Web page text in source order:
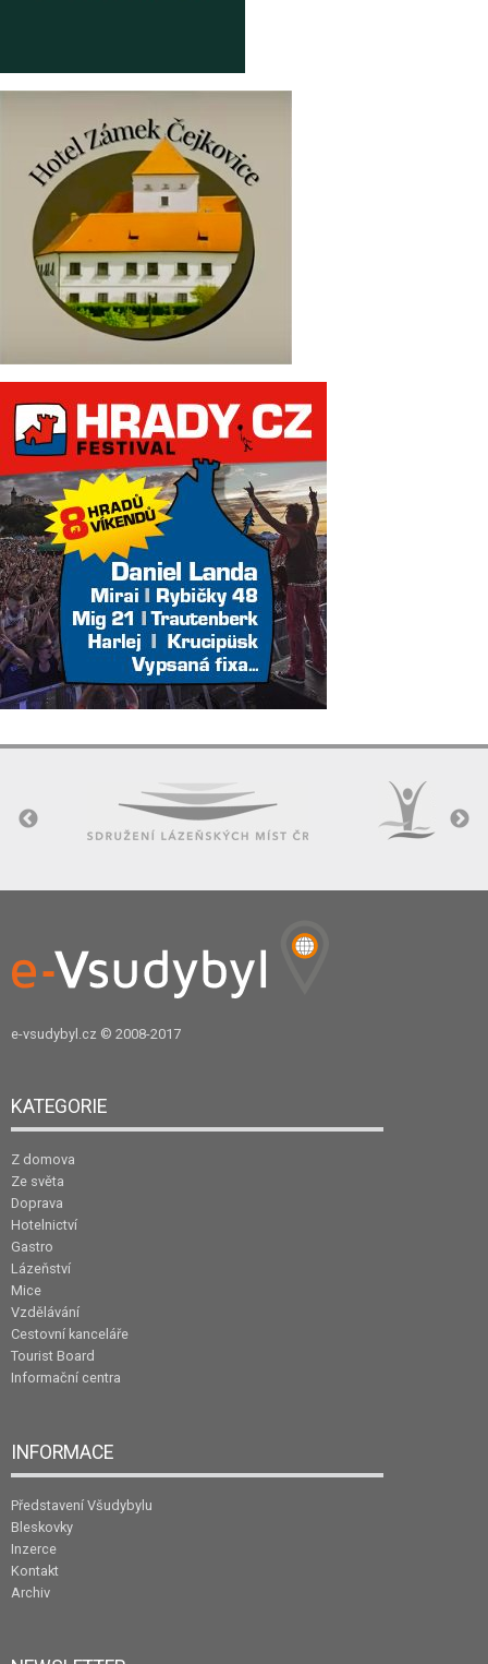
e-vsudybyl.cz © 2008-2017
KATEGORIE
Z domova
Ze světa
Doprava
Hotelnictví
Gastro
Lázeňství
Mice
Vzdělávání
Cestovní kanceláře
Tourist Board
Informační centra
INFORMACE
Představení Všudybylu
Bleskovky
Inzerce
Kontakt
Archiv